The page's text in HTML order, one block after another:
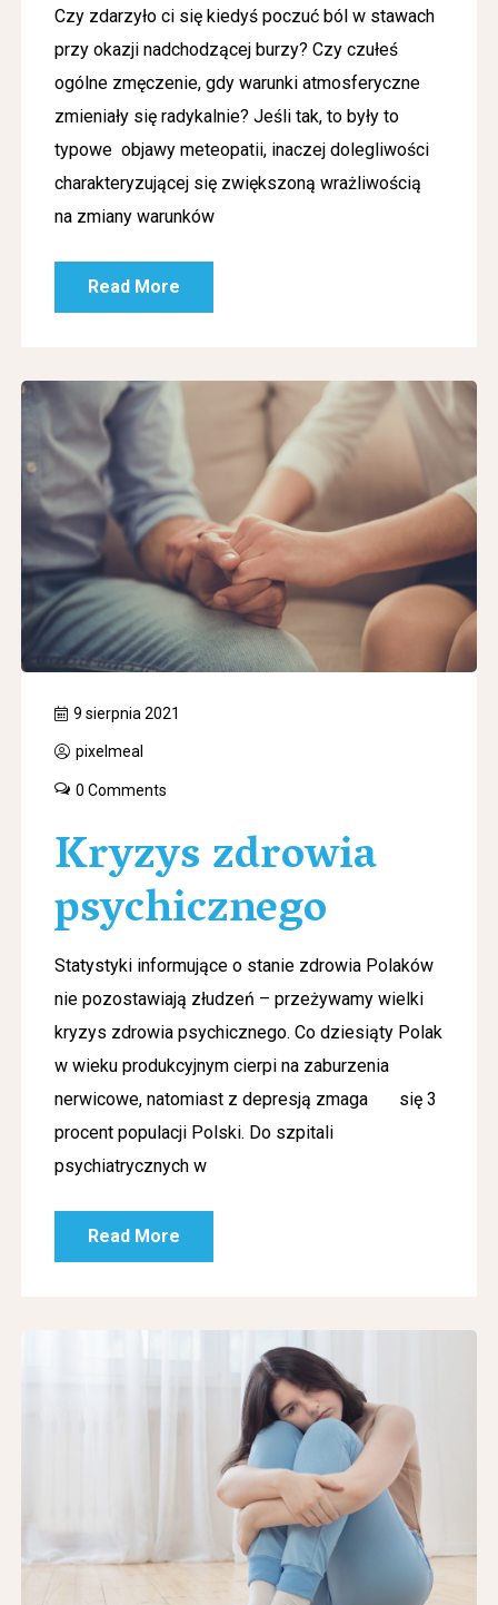
Czy zdarzyło ci się kiedyś poczuć ból w stawach
przy okazji nadchodzącej burzy? Czy czułeś
ogólne zmęczenie, gdy warunki atmosferyczne
zmieniały się radykalnie? Jeśli tak, to były to
typowe objawy meteopatii, inaczej dolegliwości
charakteryzującej się zwiększoną wrażliwością
na zmiany warunków
Read More
9 sierpnia 2021
pixelmeal
0 Comments
Kryzys zdrowia
psychicznego
Statystyki informujące o stanie zdrowia Polaków
nie pozostawiają złudzeń – przeżywamy wielki
kryzys zdrowia psychicznego. Co dziesiąty Polak
w wieku produkcyjnym cierpi na zaburzenia
nerwicowe, natomiast z depresją zmaga się 3
procent populacji Polski. Do szpitali
psychiatrycznych w
Read More